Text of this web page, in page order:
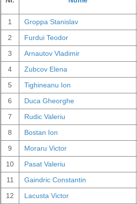
1
Groppa Stanislav
2
Furdui Teodor
3
Arnautov Vladimir
4
Zubcov Elena
5
Tighineanu Ion
6
Duca Gheorghe
7
Rudic Valeriu
8
Bostan Ion
9
Moraru Victor
10
Pasat Valeriu
11
Gaindric Constantin
12
Lacusta Victor